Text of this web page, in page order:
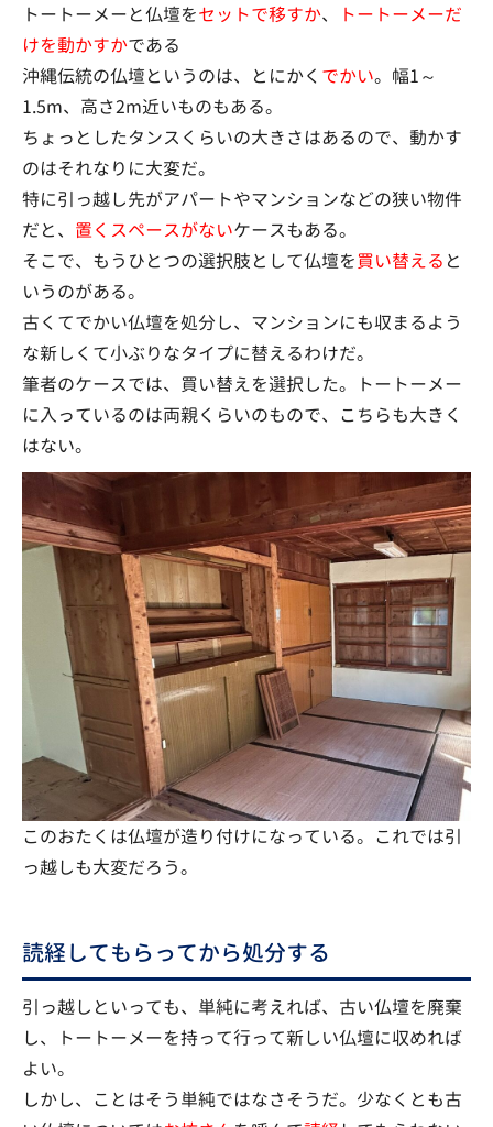
トートーメーと仏壇をセットで移すか、
トートーメーだ
けを動かすかである
沖縄伝統の仏壇というのは、とにかく でかい。幅1～
1.5m、高さ2m近いものもある。
ちょっとしたタンスくらいの大きさはあるので、動かす
のはそれなりに大変だ。
特に引っ越し先がアパートやマンションなどの狭い物件
だと、 置くスペースがないケースもある。
そこで、もうひとつの選択肢として仏壇を買い替える と
いうのがある。
古くてでかい仏壇を処分し、マンションにも収まるよう
な新しくて小ぶりなタイプに替えるわけだ。
筆者のケースでは、買い替えを選択した。トートーメー
に入っているのは両親くらいのもので、こちらも大きく
はない。
このおたくは仏壇が造り付けになっている。これでは引
っ越しも大変だろう。
読経してもらってから処分する
引っ越しといっても、単純に考えれば、古い仏壇を廃棄
し、トートーメーを持って行って新しい仏壇に収めれば
よい。
しかし、ことはそう単純ではなさそうだ。少なくとも古